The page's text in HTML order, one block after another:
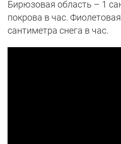
Бирюзовая область – 1
покрова в час.
сантиметра снега в час.